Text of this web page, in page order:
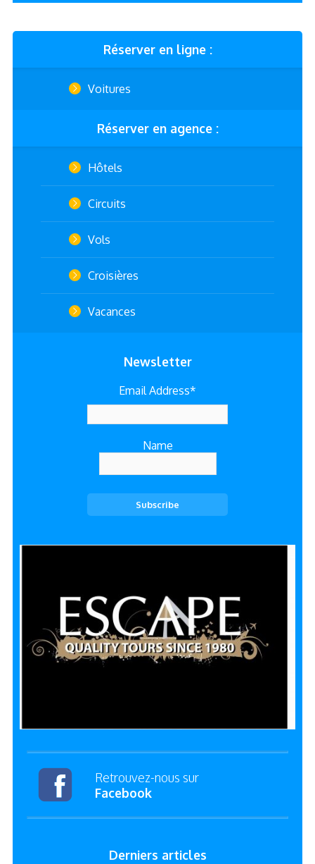
Réserver en ligne :
Voitures
Réserver en agence :
Hôtels
Circuits
Vols
Croisières
Vacances
Newsletter
Email Address*
Name
Retrouvez-nous sur
Facebook
Derniers articles